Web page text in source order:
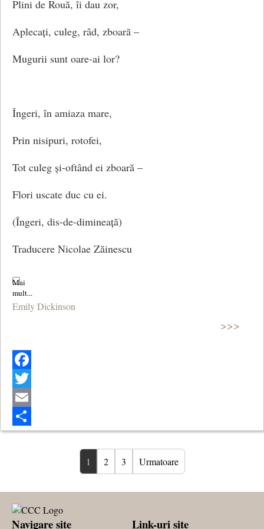
Plini de Rouă, îi dau zor,
Aplecați, culeg, râd, zboarã –
Mugurii sunt oare-ai lor?
Îngeri, în amiaza mare,
Prin nisipuri, rotofei,
Tot culeg și-oftând ei zboară –
Flori uscate duc cu ei.
(Îngeri, dis-de-dimineață)
Traducere Nicolae Zăinescu
Emily Dickinson
>>>
Facebook
Twitter
Email
Share
1 2 3 Urmatoare
Navigare site Link-uri site